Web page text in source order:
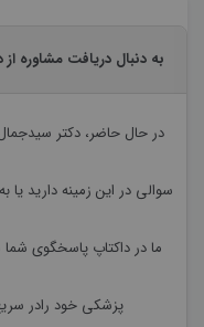
به دنبال دریافت مشاوره
در حال حاضر،دکتر
سوالی در این زمینه دارید
ما در داکتاپ پاسخگوی
پزشکی خود رادر